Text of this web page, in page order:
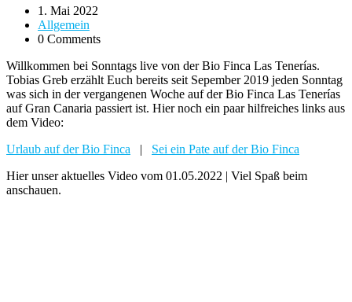
1. Mai 2022
Allgemein
0 Comments
Willkommen bei Sonntags live von der Bio Finca Las Tenerías.
Tobias Greb erzählt Euch bereits seit Sepember 2019 jeden Sonntag
was sich in der vergangenen Woche auf der Bio Finca Las Tenerías
auf Gran Canaria passiert ist. Hier noch ein paar hilfreiches links aus
dem Video:
Urlaub auf der Bio Finca | Sei ein Pate auf der Bio Finca
Hier unser aktuelles Video vom 01.05.2022 | Viel Spaß beim
anschauen.